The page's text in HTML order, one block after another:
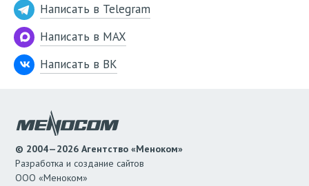
Написать в Telegram
Написать в MAX
Написать в ВК
© 2004—2026 Агентство «Меноком»
Разработка и создание сайтов
ООО «Меноком»